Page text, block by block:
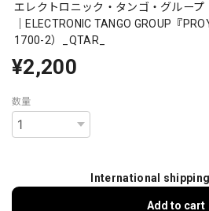
エレクトロニック・タンゴ・グループ
｜ELECTRONIC TANGO GROUP『
1700-2）_QTAR_
¥2,200
数量
International
Add to cart